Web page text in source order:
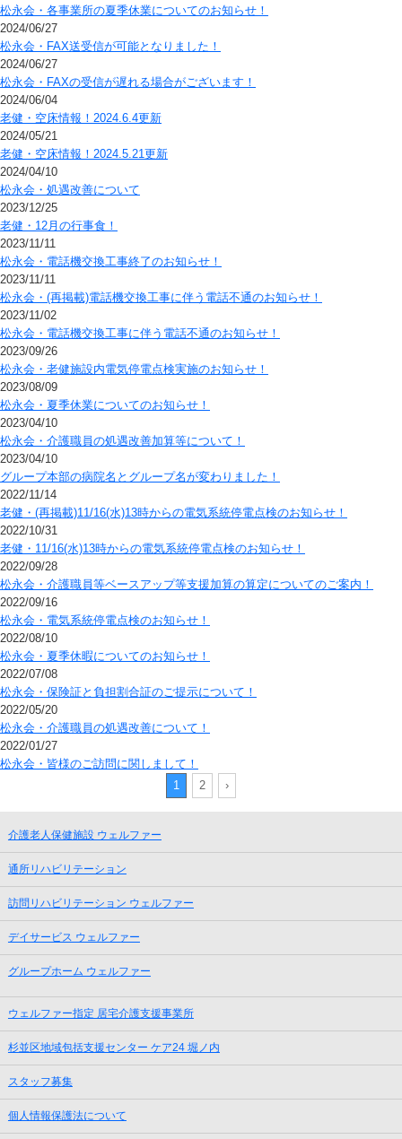
松永会・各事業所の夏季休業についてのお知らせ！
2024/06/27
松永会・FAX送受信が可能となりました！
2024/06/27
松永会・FAXの受信が遅れる場合がございます！
2024/06/04
老健・空床情報！2024.6.4更新
2024/05/21
老健・空床情報！2024.5.21更新
2024/04/10
松永会・処遇改善について
2023/12/25
老健・12月の行事食！
2023/11/11
松永会・電話機交換工事終了のお知らせ！
2023/11/11
松永会・(再掲載)電話機交換工事に伴う電話不通のお知らせ！
2023/11/02
松永会・電話機交換工事に伴う電話不通のお知らせ！
2023/09/26
松永会・老健施設内電気停電点検実施のお知らせ！
2023/08/09
松永会・夏季休業についてのお知らせ！
2023/04/10
松永会・介護職員の処遇改善加算等について！
2023/04/10
グループ本部の病院名とグループ名が変わりました！
2022/11/14
老健・(再掲載)11/16(水)13時からの電気系統停電点検のお知らせ！
2022/10/31
老健・11/16(水)13時からの電気系統停電点検のお知らせ！
2022/09/28
松永会・介護職員等ベースアップ等支援加算の算定についてのご案内！
2022/09/16
松永会・電気系統停電点検のお知らせ！
2022/08/10
松永会・夏季休暇についてのお知らせ！
2022/07/08
松永会・保険証と負担割合証のご提示について！
2022/05/20
松永会・介護職員の処遇改善について！
2022/01/27
松永会・皆様のご訪問に関しまして！
1
2 ›
介護老人保健施設 ウェルファー
通所リハビリテーション
訪問リハビリテーション ウェルファー
デイサービス ウェルファー
グループホーム ウェルファー
ウェルファー指定 居宅介護支援事業所
杉並区地域包括支援センター ケア24 堀ノ内
スタッフ募集
個人情報保護法について